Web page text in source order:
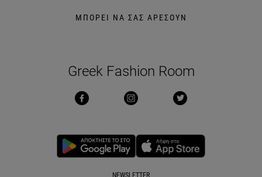
ΜΠΟΡΕΙ ΝΑ ΣΑΣ ΑΡΕΣΟΥΝ
Greek Fashion Room
NEWSLETTER